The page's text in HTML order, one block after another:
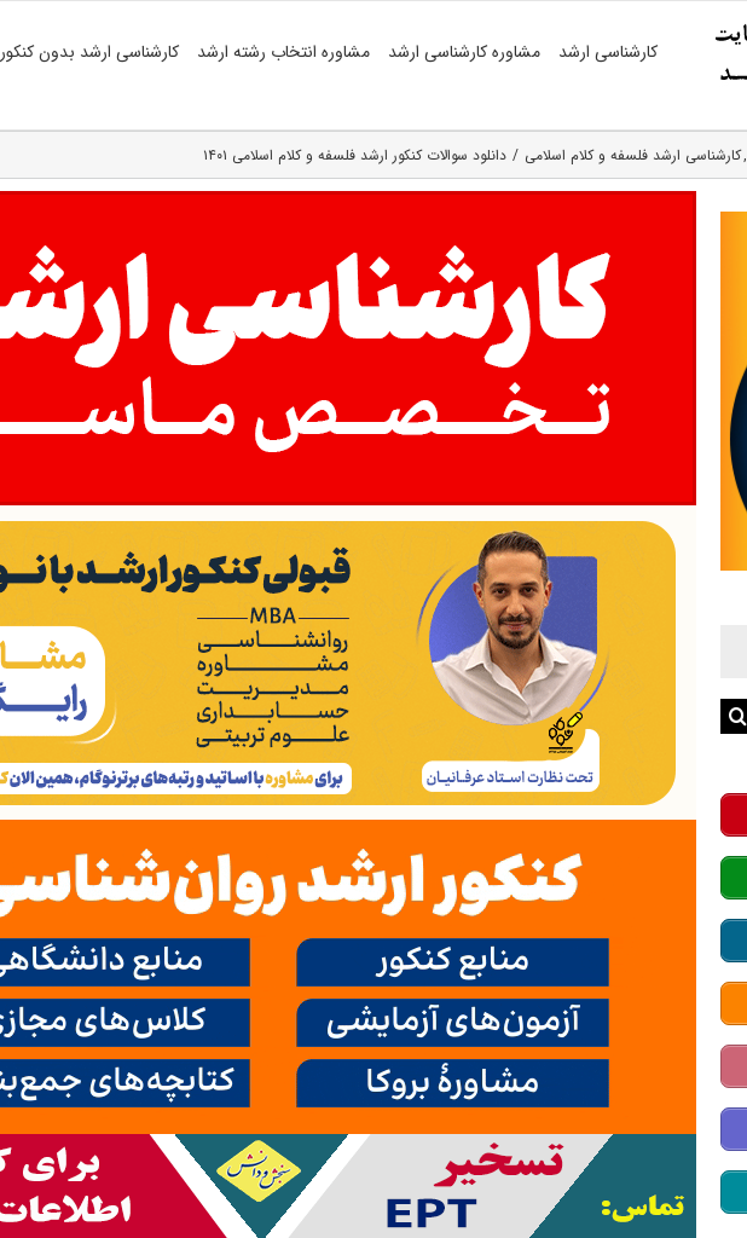
کارشناسی ارشد مشاوره کارشناسی ارشد مشاوره انتخاب رشته ارشد کارشناسی ارشد بدون کنکور
کارشناسی ارشد فلسفه و کلام اسلامی دانلود سوالات کنکور ارشد فلسفه و کلام اسلامی ۱۴۰۱